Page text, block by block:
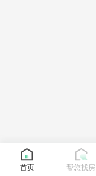
首页 帮您找房